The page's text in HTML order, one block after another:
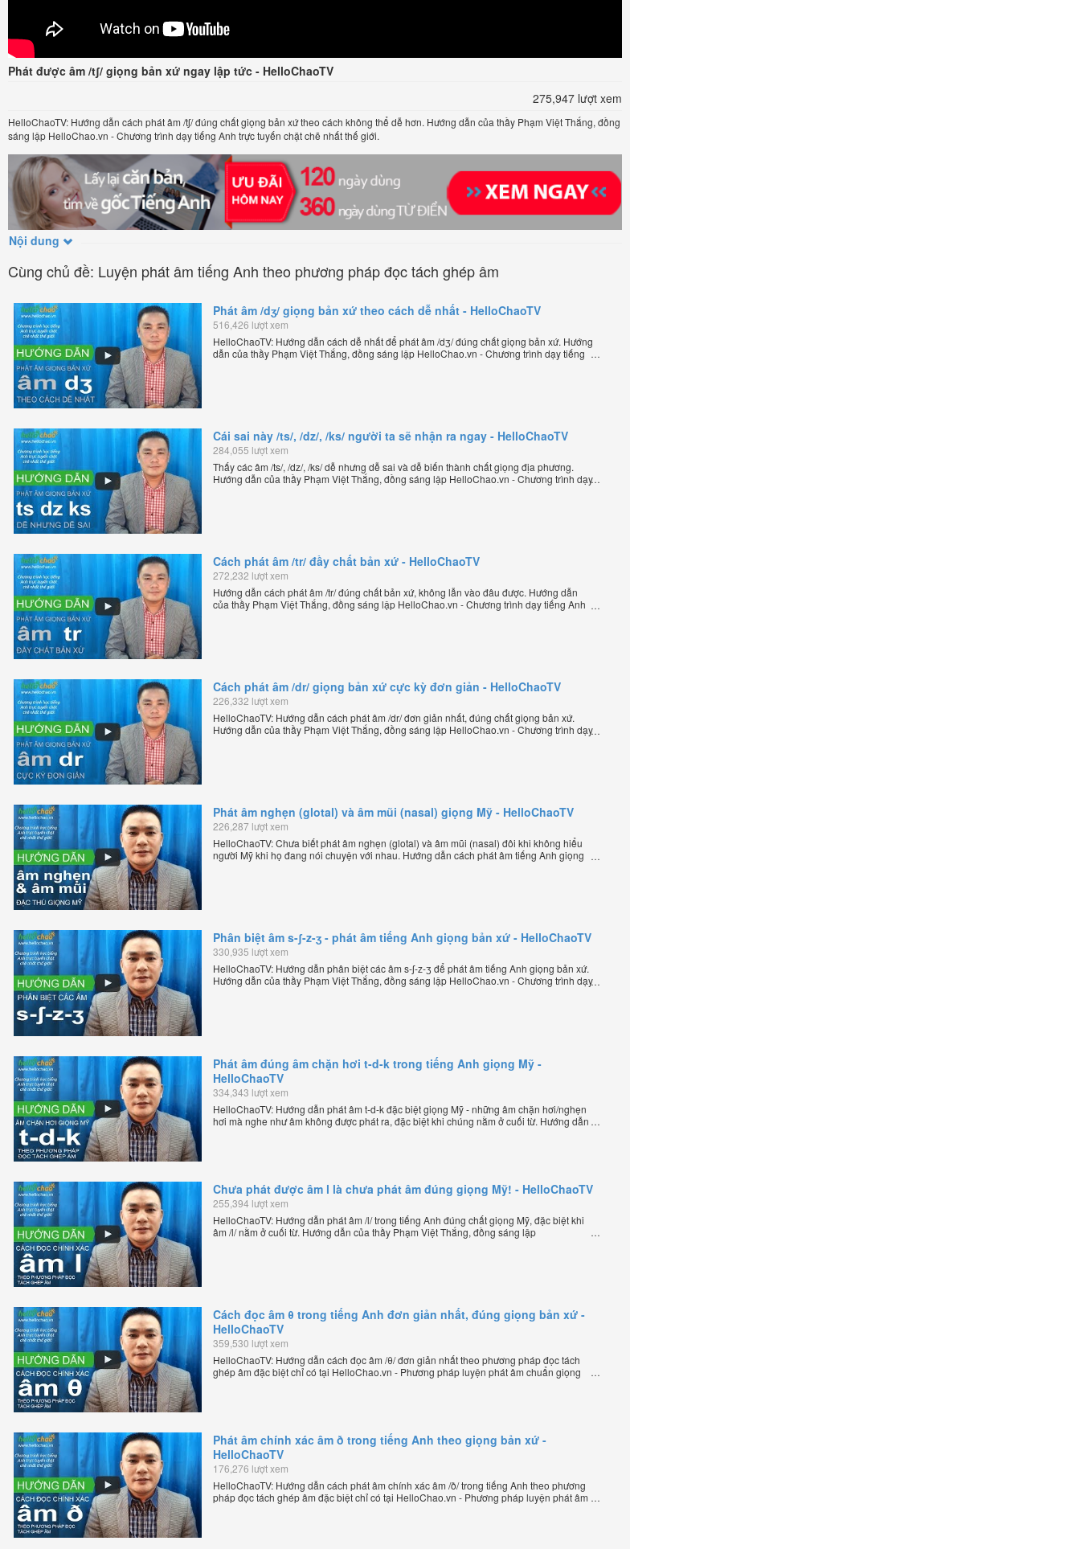
Phát được âm /tʃ/ giọng bản xứ ngay lập tức - HelloChaoTV
275,947 lượt xem
HelloChaoTV: Hướng dẫn cách phát âm /tʃ/ đúng chất giọng bản xứ theo cách không thể dễ hơn. Hướng dẫn của thầy Phạm Việt Thắng, đồng
sáng lập HelloChao.vn - Chương trình dạy tiếng Anh trực tuyến chặt chẽ nhất thế giới.
Nội dung
Cùng chủ đề: Luyện phát âm tiếng Anh theo phương pháp đọc tách ghép âm
Phát âm /dʒ/ giọng bản xứ theo cách dễ nhất - HelloChaoTV
516,426 lượt xem
HelloChaoTV: Hướng dẫn cách dễ nhất để phát âm /dʒ/ đúng chất giọng bản xứ. Hướng
dẫn của thầy Phạm Việt Thắng, đồng sáng lập HelloChao.vn - Chương trình dạy tiếng
Cái sai này /ts/, /dz/, /ks/ người ta sẽ nhận ra ngay - HelloChaoTV
284,055 lượt xem
Thấy các âm /ts/, /dz/, /ks/ dễ nhưng dễ sai và dễ biến thành chất giọng địa phương.
Hướng dẫn của thầy Phạm Việt Thắng, đồng sáng lập HelloChao.vn - Chương trình dạy
Cách phát âm /tr/ đầy chất bản xứ - HelloChaoTV
272,232 lượt xem
Hướng dẫn cách phát âm /tr/ đúng chất bản xứ, không lẫn vào đâu được. Hướng dẫn
của thầy Phạm Việt Thắng, đồng sáng lập HelloChao.vn - Chương trình dạy tiếng Anh
Cách phát âm /dr/ giọng bản xứ cực kỳ đơn giản - HelloChaoTV
226,332 lượt xem
HelloChaoTV: Hướng dẫn cách phát âm /dr/ đơn giản nhất, đúng chất giọng bản xứ.
Hướng dẫn của thầy Phạm Việt Thắng, đồng sáng lập HelloChao.vn - Chương trình dạy
Phát âm nghẹn (glotal) và âm mũi (nasal) giọng Mỹ - HelloChaoTV
226,287 lượt xem
HelloChaoTV: Chưa biết phát âm nghẹn (glotal) và âm mũi (nasal) đôi khi không hiểu
người Mỹ khi họ đang nói chuyện với nhau. Hướng dẫn cách phát âm tiếng Anh giọng
Phân biệt âm s-ʃ-z-ʒ - phát âm tiếng Anh giọng bản xứ - HelloChaoTV
330,935 lượt xem
HelloChaoTV: Hướng dẫn phân biệt các âm s-ʃ-z-ʒ để phát âm tiếng Anh giọng bản xứ.
Hướng dẫn của thầy Phạm Việt Thắng, đồng sáng lập HelloChao.vn - Chương trình dạy
Phát âm đúng âm chặn hơi t-d-k trong tiếng Anh giọng Mỹ -
HelloChaoTV
334,343 lượt xem
HelloChaoTV: Hướng dẫn phát âm t-d-k đặc biệt giọng Mỹ - những âm chặn hơi/nghẹn
hơi mà nghe như âm không được phát ra, đặc biệt khi chúng nằm ở cuối từ. Hướng dẫn
Chưa phát được âm l là chưa phát âm đúng giọng Mỹ! - HelloChaoTV
255,394 lượt xem
HelloChaoTV: Hướng dẫn phát âm /l/ trong tiếng Anh đúng chất giọng Mỹ, đặc biệt khi
âm /l/ nằm ở cuối từ. Hướng dẫn của thầy Phạm Việt Thắng, đồng sáng lập
Cách đọc âm θ trong tiếng Anh đơn giản nhất, đúng giọng bản xứ -
HelloChaoTV
359,530 lượt xem
HelloChaoTV: Hướng dẫn cách đọc âm /θ/ đơn giản nhất theo phương pháp đọc tách
ghép âm đặc biệt chỉ có tại HelloChao.vn - Phương pháp luyện phát âm chuẩn giọng
Phát âm chính xác âm ð trong tiếng Anh theo giọng bản xứ -
HelloChaoTV
176,276 lượt xem
HelloChaoTV: Hướng dẫn cách phát âm chính xác âm /ð/ trong tiếng Anh theo phương
pháp đọc tách ghép âm đặc biệt chỉ có tại HelloChao.vn - Phương pháp luyện phát âm